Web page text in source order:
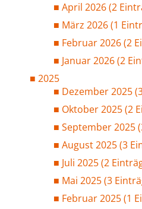
April 2026 (2
März 2026 (1
Februar 2026 (2
Januar 2026 (2
2025
Dezember 2025
Oktober 2025 (2
September 2025
August 2025 (3
Juli 2025 (2
Mai 2025 (3
Februar 2025 (1